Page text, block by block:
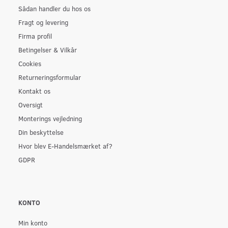
Sådan handler du hos os
Fragt og levering
Firma profil
Betingelser & Vilkår
Cookies
Returneringsformular
Kontakt os
Oversigt
Monterings vejledning
Din beskyttelse
Hvor blev E-Handelsmærket af?
GDPR
KONTO
Min konto